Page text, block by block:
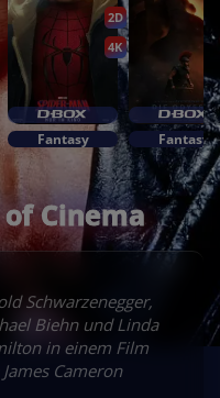
2D
4K
Fantasy Fantasy
Cinema
Schwarzenegger,
Biehn und Linda
in einem Film
Cameron